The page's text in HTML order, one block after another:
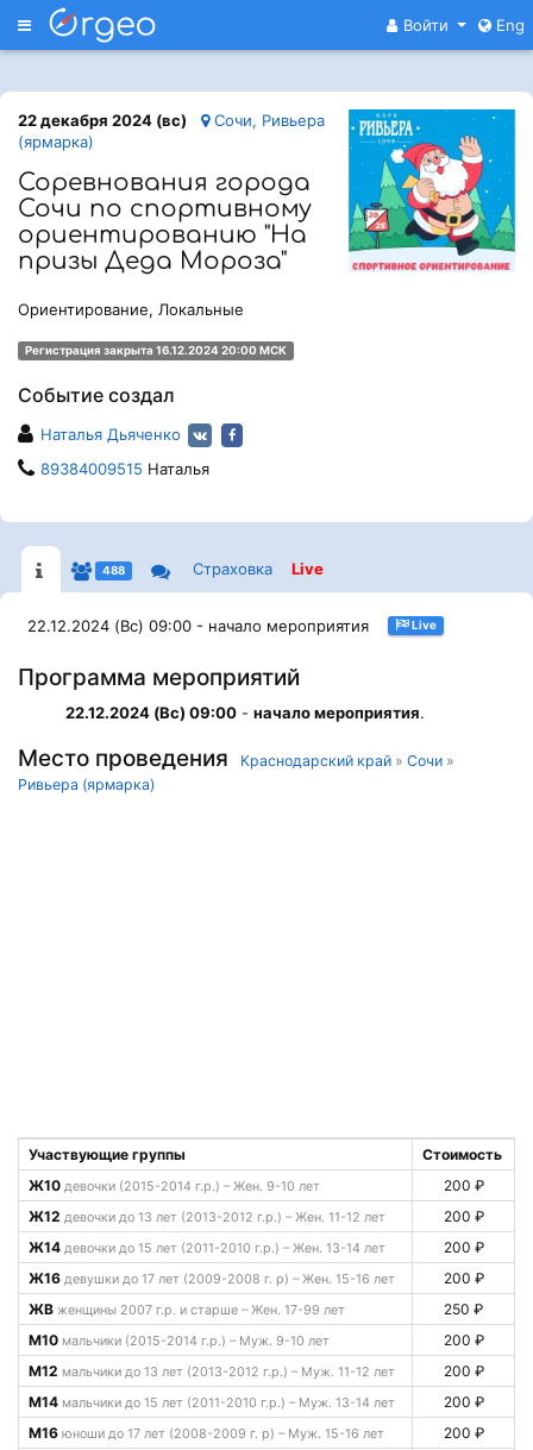
Меню Войти Eng
22 декабря 2024 (вс)
Сочи, Ривьера
(ярмарка)
Соревнования города
Сочи по спортивному
ориентированию "На
призы Деда Мороза"
Ориентирование, Локальные
Регистрация закрыта 16.12.2024 20:00 МСК
Событие создал
Наталья Дьяченко
89384009515 Наталья
488 Страховка Live
22.12.2024 (Вс) 09:00 - начало мероприятия Live
Программа мероприятий
22.12.2024 (Вс) 09:00 - начало мероприятия.
Место проведения Краснодарский край » Сочи »
Ривьера (ярмарка)
Участвующие группы
Стоимость
Ж10 девочки (2015-2014 г.р.) – Жен. 9-10 лет
200 ₽
Ж12 девочки до 13 лет (2013-2012 г.р.) – Жен. 11-12 лет
200 ₽
Ж14 девочки до 15 лет (2011-2010 г.р.) – Жен. 13-14 лет
200 ₽
Ж16 девушки до 17 лет (2009-2008 г. р) – Жен. 15-16 лет
200 ₽
ЖВ женщины 2007 г.р. и старше – Жен. 17-99 лет
250 ₽
М10 мальчики (2015-2014 г.р.) – Муж. 9-10 лет
200 ₽
М12 мальчики до 13 лет (2013-2012 г.р.) – Муж. 11-12 лет
200 ₽
М14 мальчики до 15 лет (2011-2010 г.р.) – Муж. 13-14 лет
200 ₽
М16 юноши до 17 лет (2008-2009 г. р) – Муж. 15-16 лет
200 ₽